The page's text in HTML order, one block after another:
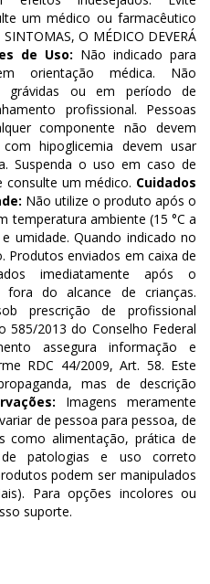
um médico ou farmacêutico
O MÉDICO DEVERÁ
de Uso: Não indicado para
orientação médica. Não
grávidas ou em período de
profissional. Pessoas
componente não devem
hipoglicemia devem usar
Suspenda o uso em caso de
consulte um médico. Cuidados
Não utilize o produto após o
temperatura ambiente (15 °C a
umidade. Quando indicado no
enviados em caixa de
imediatamente após o
fora do alcance de crianças.
prescrição de profissional
585/2013 do Conselho Federal
assegura informação e
RDC 44/2009, Art. 58. Este
mas de descrição
Imagens meramente
de pessoa para pessoa, de
como alimentação, prática de
de patologias e uso correto
podem ser manipulados
Para opções incolores ou
suporte.